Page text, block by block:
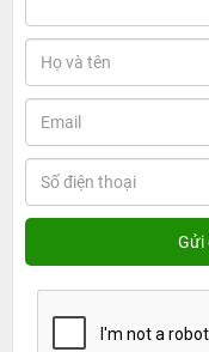
Apple Watch
Nhôm, Dây
hãng Việt Nam
sức mạnh
1. Giá bán Apple
Viền Nhôm, Dây
hãng Việt Nam
Theo thông tin
giá niêm yết cho